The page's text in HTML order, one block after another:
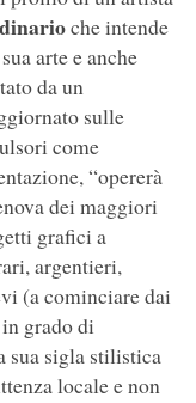
che intende
arte e anche
da un
sulle
come
“opererà
dei maggiori
grafici a
argentieri,
(a cominciare dai
grado di
sua sigla stilistica
locale e non